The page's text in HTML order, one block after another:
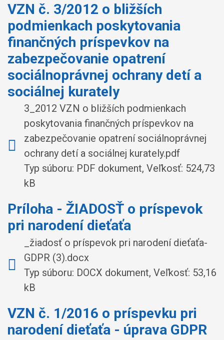
VZN č. 3/2012 o bližších
podmienkach poskytovania
finančných príspevkov na
zabezpečovanie opatrení
sociálnoprávnej ochrany detí a
sociálnej kurately
3_2012 VZN o bližších podmienkach
poskytovania finančných príspevkov na
zabezpečovanie opatrení sociálnoprávnej
ochrany detí a sociálnej kurately.pdf
Typ súboru: PDF dokument, Veľkosť: 524,73
kB
Príloha - ŽIADOSŤ o príspevok
pri narodení dieťaťa
_žiadosť o príspevok pri narodení dieťaťa-
GDPR (3).docx
Typ súboru: DOCX dokument, Veľkosť: 53,16
kB
VZN č. 1/2016 o príspevku pri
narodení dieťaťa - úprava GDPR